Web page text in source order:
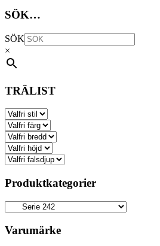
SÖK…
SÖK
×
TRÄLIST
Produktkategorier
Varumärke